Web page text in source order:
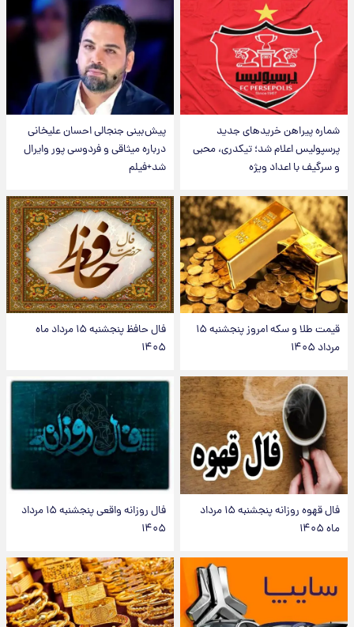
شماره پیراهن خریدهای جدید
پرسپولیس اعلام شد؛ تیکدری، محبی
و سرگیف با اعداد ویژه
پیش‌بینی جنجالی احسان علیخانی
درباره میثاقی و فردوسی پور وایرال
شد+فیلم
قیمت طلا و سکه امروز پنجشنبه ۱۵
مرداد ۱۴۰۵
فال حافظ پنجشنبه ۱۵ مرداد ماه
۱۴۰۵
فال قهوه روزانه پنجشنبه ۱۵ مرداد
ماه ۱۴۰۵
فال روزانه واقعی پنجشنبه ۱۵ مرداد
۱۴۰۵